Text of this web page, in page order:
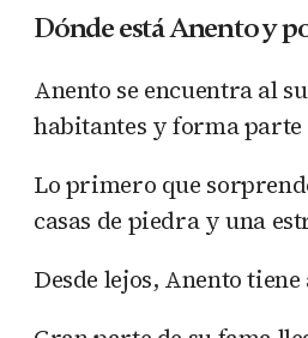
Dónde está Anento y
Anento se encuentra al
habitantes y forma parte
Lo primero que
casas de piedra y una
Desde lejos, Anento